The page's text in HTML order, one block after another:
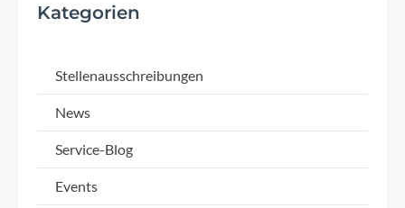
Kategorien
Stellenausschreibungen
News
Service-Blog
Events